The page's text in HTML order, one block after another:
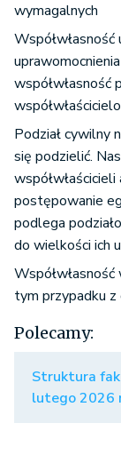
wymagalnych
współwłasność
Podział cywilny
się podzielić.
postępowanie
podlega
do wielkości ich
tym przypadku z
Polecamy:
Struktura
lutego 2026